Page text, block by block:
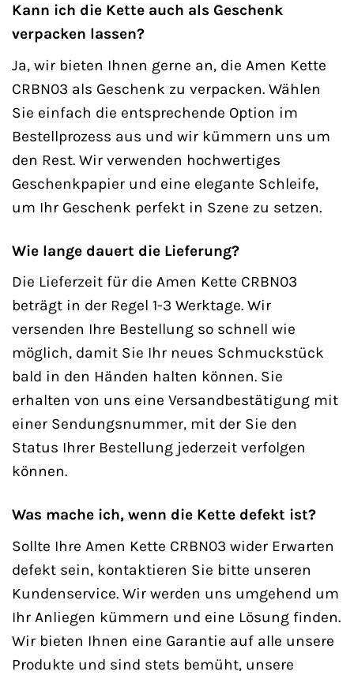
Kann ich die Kette auch als Geschenk
verpacken lassen?
Ja, wir bieten Ihnen gerne an, die Amen Kette
CRBN03 als Geschenk zu verpacken. Wählen
Sie einfach die entsprechende Option im
Bestellprozess aus und wir kümmern uns um
den Rest. Wir verwenden hochwertiges
Geschenkpapier und eine elegante Schleife,
um Ihr Geschenk perfekt in Szene zu setzen.
Wie lange dauert die Lieferung?
Die Lieferzeit für die Amen Kette CRBN03
beträgt in der Regel 1-3 Werktage. Wir
versenden Ihre Bestellung so schnell wie
möglich, damit Sie Ihr neues Schmuckstück
bald in den Händen halten können. Sie
erhalten von uns eine Versandbestätigung mit
einer Sendungsnummer, mit der Sie den
Status Ihrer Bestellung jederzeit verfolgen
können.
Was mache ich, wenn die Kette defekt ist?
Sollte Ihre Amen Kette CRBN03 wider Erwarten
defekt sein, kontaktieren Sie bitte unseren
Kundenservice. Wir werden uns umgehend um
Ihr Anliegen kümmern und eine Lösung finden.
Wir bieten Ihnen eine Garantie auf alle unsere
Produkte und sind stets bemüht, unsere